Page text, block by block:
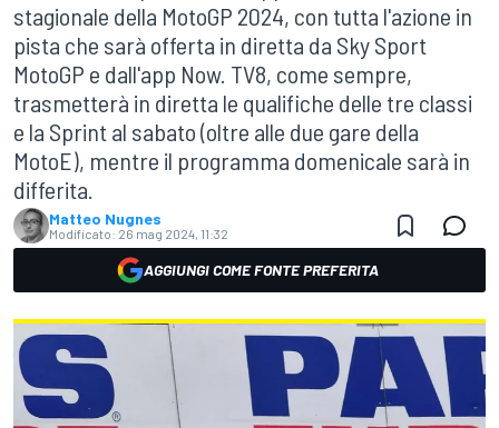
stagionale della MotoGP 2024, con tutta l'azione in
pista che sarà offerta in diretta da Sky Sport
MotoGP e dall'app Now. TV8, come sempre,
trasmetterà in diretta le qualifiche delle tre classi
e la Sprint al sabato (oltre alle due gare della
MotoE), mentre il programma domenicale sarà in
differita.
Matteo Nugnes
Modificato: 26 mag 2024, 11:32
AGGIUNGI COME FONTE PREFERITA